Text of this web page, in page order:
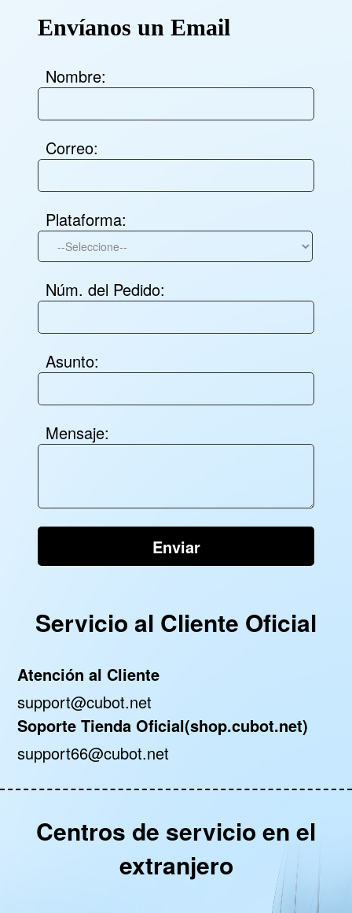
Envíanos un Email
Nombre:
Correo:
Plataforma:
Núm. del Pedido:
Asunto:
Mensaje:
Enviar
Servicio al Cliente Oficial
Atención al Cliente
support@cubot.net
Soporte Tienda Oficial(shop.cubot.net)
support66@cubot.net
Centros de servicio en el
extranjero